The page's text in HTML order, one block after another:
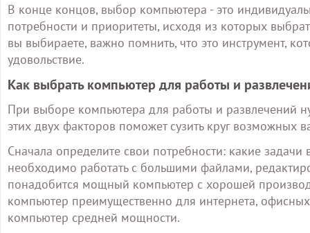
В конце концов, выбор компьютера - это
потребности и приоритеты, исходя из которых
вы выбираете, важно помнить, что это инструмент,
удовольствие.
Как выбрать компьютер для работы и
При выборе компьютера для работы и развлечений
этих двух факторов поможет сузить круг возможных
Сначала определите свои потребности: какие
необходимо работать с большими файлами,
понадобится мощный компьютер с хорошей
компьютер преимущественно для интернета,
компьютер средней мощности.